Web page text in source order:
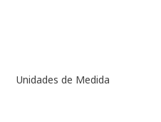
Unidades de Medida